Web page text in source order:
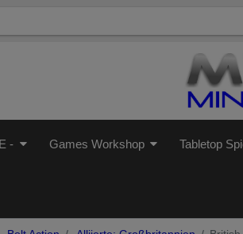
- Games Workshop Tabletop